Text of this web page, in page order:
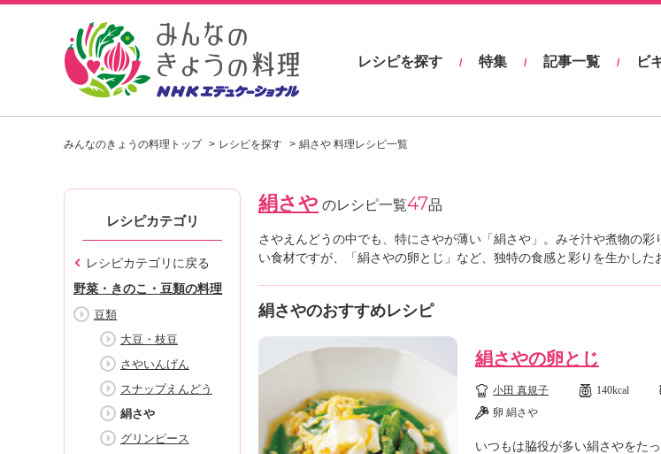
し
シ
を
見
よ
。
K
エ
デ
レシピを探す / 特集 / 記事一覧 / ビ
みんなのきょうの料理トップ レシピを探す 絹さや 料理レシピ一覧
レシピカテゴリ
レシピカテゴリに戻る
野菜・きのこ・豆類の料理
豆類
大豆・枝豆
さやいんげん
スナップえんどう
絹さや
グリンピース
絹さや のレシピ一覧47品
さやえんどうの中でも、特にさやが薄い「絹さや」。みそ汁や煮物の彩
い食材ですが、「絹さやの卵とじ」など、独特の食感と彩りを生かした
絹さやのおすすめレシピ
絹さやの卵とじ
小田 真規子 140kcal
卵 絹さや
いつもは脇役が多い絹さやをた